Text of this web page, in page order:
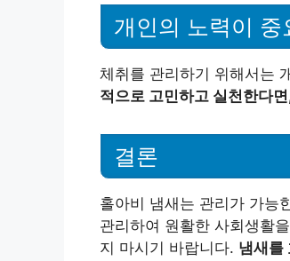
개인의 노력이 중
체취를 관리하기 위해서는
적으로 고민하고 실천한다
결론
홀아비 냄새는 관리가 가능
관리하여 원활한 사회생활
지 마시기 바랍니다. 냄새를